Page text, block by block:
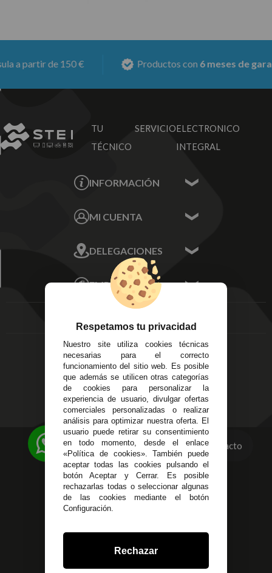
partir de 150 € Productos con6 meses de
TU SERVICIO
TÉCNICO
ELECTRONICO
INTEGRAL
INFORMACIÓN
Sobre nosotros
MI CUENTA
Mis Direcciones
Mis Pedidos
Mis favoritos
FAQ's
DELEGACIONES
Écija - Sevilla
Av. Plaza de Toros.
Local 3
C/ Ingeniero Iribarren,
14
Alzira - Valencia
C/ Esplugues, 135
EMPRESA
Aviso Legal
Entregas y
Devoluciones
Política de Privacidad
Pago Seguro
Terminos y
Condiciones Generales
Políticas de Cookies
623 23 31 98
Atendemos Whatsapp
955 44 45 43/955 44 45 44
info@steielectronica.com
Local 3 Écija (Sevilla)
Contacto
Respetamos tu privacidad
Nuestro site utiliza cookies técnicas
necesarias para el correcto
funcionamiento del sitio web. Es posible
que además se utilicen otras categorías
de cookies para personalizar la
experiencia de usuario, divulgar ofertas
comerciales personalizadas o realizar
análisis para optimizar nuestra oferta. El
usuario puede retirar su consentimiento
en todo momento, desde el enlace
«Política de cookies». También puede
aceptar todas las cookies pulsando el
botón Aceptar y Cerrar. Es posible
rechazarlas todas o seleccionar algunas
de las cookies mediante el botón
Configuración.
Rechazar